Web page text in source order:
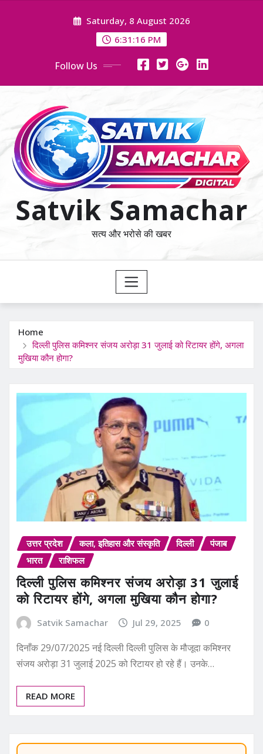
Saturday, 8 August 2026
6:31:17 PM
Follow Us
Satvik Samachar
सत्य और भरोसे की खबर
Home
दिल्ली पुलिस कमिश्नर संजय अरोड़ा 31 जुलाई को रिटायर होंगे, अगला
मुखिया कौन होगा?
उत्तर प्रदेश कला, इतिहास और संस्कृति दिल्ली
पंजाब
भारत
राशिफल
दिल्ली पुलिस कमिश्नर संजय अरोड़ा 31 जुलाई
को रिटायर होंगे, अगला मुखिया कौन होगा?
Satvik Samachar Jul 29, 2025 0
दिनाँक 29/07/2025 नई दिल्ली दिल्ली पुलिस के मौजूदा कमिश्नर
संजय अरोड़ा 31 जुलाई 2025 को रिटायर हो रहे हैं। उनके…
READ MORE